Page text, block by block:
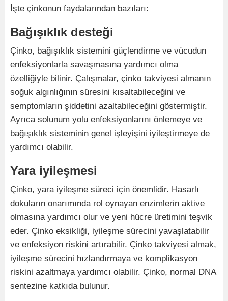
İşte çinkonun faydalarından bazıları:
Bağışıklık desteği
Çinko, bağışıklık sistemini güçlendirme ve vücudun
enfeksiyonlarla savaşmasına yardımcı olma
özelliğiyle bilinir. Çalışmalar, çinko takviyesi almanın
soğuk algınlığının süresini kısaltabileceğini ve
semptomların şiddetini azaltabileceğini göstermiştir.
Ayrıca solunum yolu enfeksiyonlarını önlemeye ve
bağışıklık sisteminin genel işleyişini iyileştirmeye de
yardımcı olabilir.
Yara iyileşmesi
Çinko, yara iyileşme süreci için önemlidir. Hasarlı
dokuların onarımında rol oynayan enzimlerin aktive
olmasına yardımcı olur ve yeni hücre üretimini teşvik
eder. Çinko eksikliği, iyileşme sürecini yavaşlatabilir
ve enfeksiyon riskini artırabilir. Çinko takviyesi almak,
iyileşme sürecini hızlandırmaya ve komplikasyon
riskini azaltmaya yardımcı olabilir. Çinko, normal DNA
sentezine katkıda bulunur.